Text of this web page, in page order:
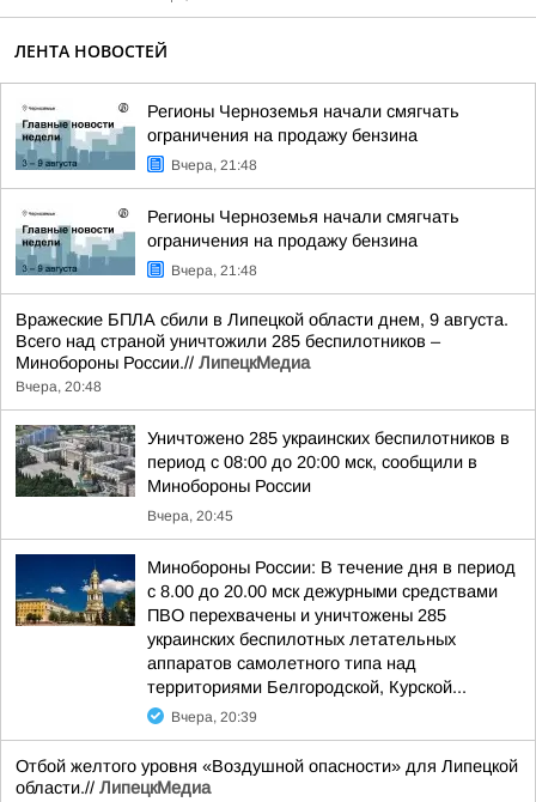
ЛЕНТА НОВОСТЕЙ
Регионы Черноземья начали смягчать
ограничения на продажу бензина
Вчера, 21:48
Регионы Черноземья начали смягчать
ограничения на продажу бензина
Вчера, 21:48
Вражеские БПЛА сбили в Липецкой области днем, 9 августа.
Всего над страной уничтожили 285 беспилотников –
Минобороны России.// ЛипецкМедиа
Вчера, 20:48
Уничтожено 285 украинских беспилотников в
период с 08:00 до 20:00 мск, сообщили в
Минобороны России
Вчера, 20:45
Минобороны России: В течение дня в период
с 8.00 до 20.00 мск дежурными средствами
ПВО перехвачены и уничтожены 285
украинских беспилотных летательных
аппаратов самолетного типа над
территориями Белгородской, Курской...
Вчера, 20:39
Отбой желтого уровня «Воздушной опасности» для Липецкой
области.// ЛипецкМедиа